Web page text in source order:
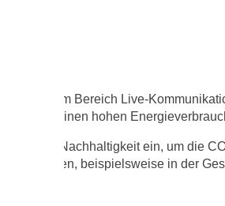
Auch im Bereich Live-
durch einen hohen
der Nachhaltigkeit ein, um die
beispielsweise in der